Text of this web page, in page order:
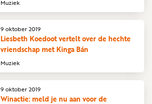
Muziek
Muziek
Liesbeth Koedoot vertelt over de hechte
vriendschap met Kinga Bán
9 oktober 2019
Winactie: meld je nu aan voor de
9 oktober 2019